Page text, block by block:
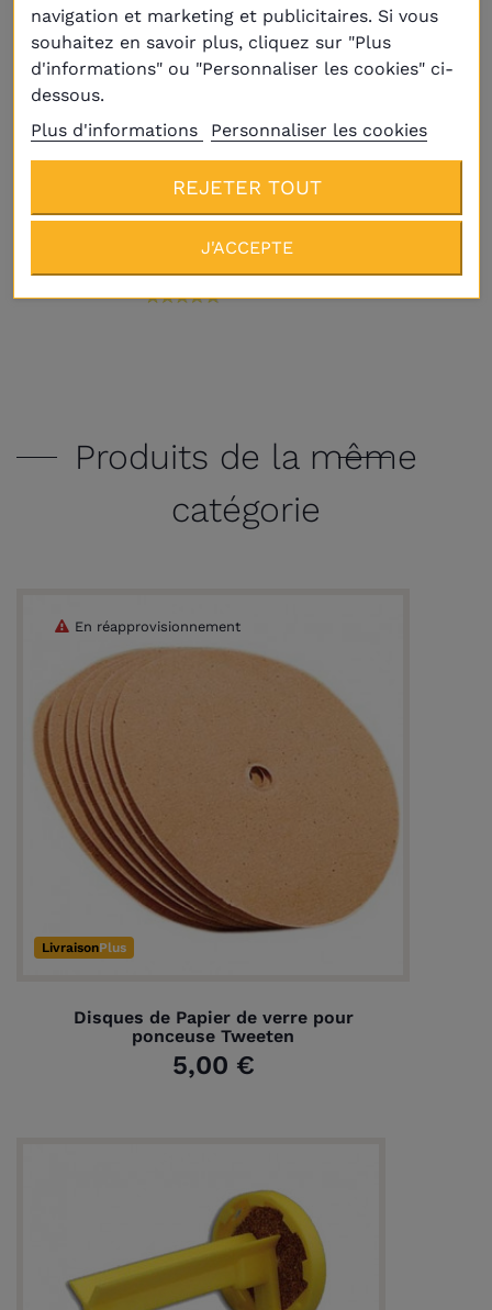
LivraisonPlus
10,40 €
Produits de la même
catégorie
LivraisonPlus
Disques de Papier de verre pour
ponceuse Tweeten
5,00 €
En réapprovisionnement
navigation et marketing et publicitaires. Si vous
souhaitez en savoir plus, cliquez sur "Plus
d'informations" ou "Personnaliser les cookies" ci-
dessous.
Plus d'informations
Personnaliser les cookies
REJETER TOUT
J'ACCEPTE